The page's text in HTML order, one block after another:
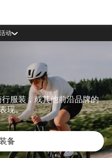
动
行服装，或其他前沿品牌的
现。
备